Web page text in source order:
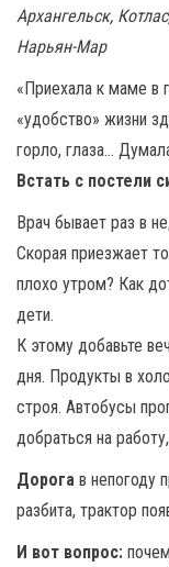
Архангельск,
Нарьян-Мар
«Приехала к маме в
«удобство» жизни
горло, глаза…
Встать с постели
Врач бывает раз в
Скорая приезжает
плохо утром? Как
дети.
К этому добавьте
дня. Продукты в
строя. Автобусы
добраться на
Дорога в непогоду
разбита, трактор
И вот вопрос: